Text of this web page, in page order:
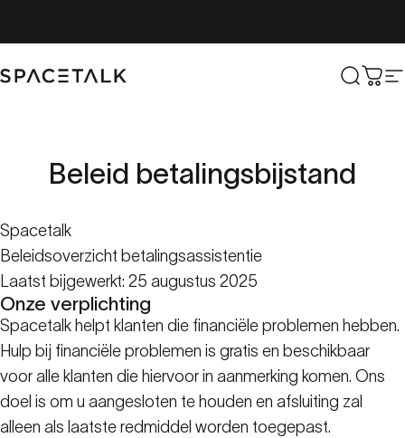
Spacetalk Zoek
Beleid betalingsbijstand
Spacetalk
Beleidsoverzicht betalingsassistentie
Laatst bijgewerkt: 25 augustus 2025
Onze verplichting
Spacetalk helpt klanten die financiële problemen hebben.
Hulp bij financiële problemen is gratis en beschikbaar
voor alle klanten die hiervoor in aanmerking komen. Ons
doel is om u aangesloten te houden en afsluiting zal
alleen als laatste redmiddel worden toegepast.